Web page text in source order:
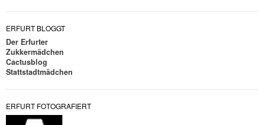
ERFURT BLOGGT
Der Erfurter
Zukkermädchen
Cactusblog
Stattstadtmädchen
ERFURT FOTOGRAFIERT